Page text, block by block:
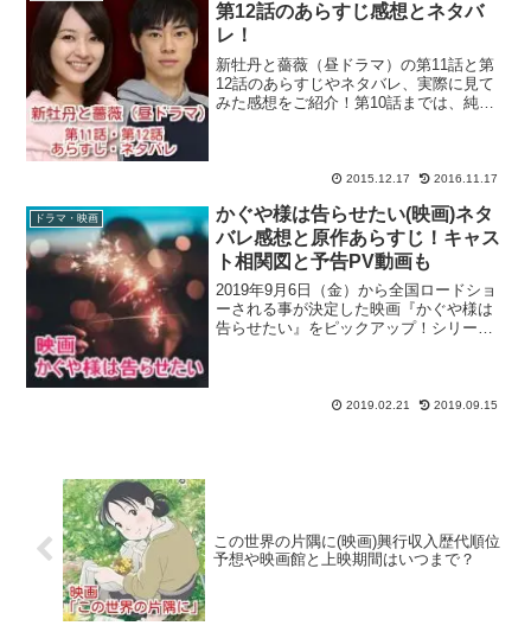
第12話のあらすじ感想とネタバ
レ！
新牡丹と薔薇（昼ドラマ）の第11話と第
12話のあらすじやネタバレ、実際に見て
みた感想をご紹介！第10話までは、純粋
のがあります。ぼたん...
2015.12.17 2016.11.17
ドラマ・映画
かぐや様は告らせたい(映画)ネタ
バレ感想と原作あらすじ！キャス
ト相関図と予告PV動画も
2019年9月6日（金）から全国ロードショ
ーされる事が決定した映画『かぐや様は
告らせたい』をピックアップ！シリーズ
2019.02.21 2019.09.15
この世界の片隅に(映画)興行収入歴代順位
予想や映画館と上映期間はいつまで？